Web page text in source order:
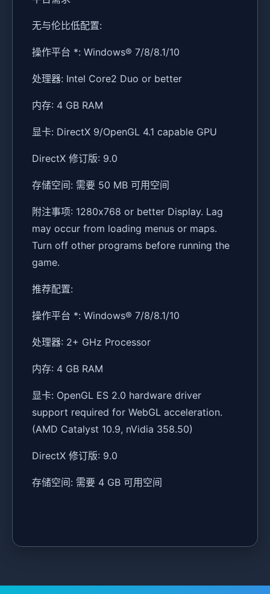
无与伦比低配置:
操作平台 *: Windows® 7/8/8.1/10
处理器: Intel Core2 Duo or better
内存: 4 GB RAM
显卡: DirectX 9/OpenGL 4.1 capable GPU
DirectX 修订版: 9.0
存储空间: 需要 50 MB 可用空间
附注事项: 1280x768 or better Display. Lag
may occur from loading menus or maps.
Turn off other programs before running the
game.
推荐配置:
操作平台 *: Windows® 7/8/8.1/10
处理器: 2+ GHz Processor
内存: 4 GB RAM
显卡: OpenGL ES 2.0 hardware driver
support required for WebGL acceleration.
(AMD Catalyst 10.9, nVidia 358.50)
DirectX 修订版: 9.0
存储空间: 需要 4 GB 可用空间